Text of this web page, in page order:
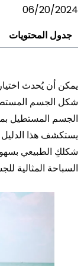
06/20/2024
جدول المحتويات
يمكن أن يُحدث
شكل الجسم
الجسم المستطيل
يستكشف هذا الدليل
شكلكِ الطبيعي
السباحة المثالية